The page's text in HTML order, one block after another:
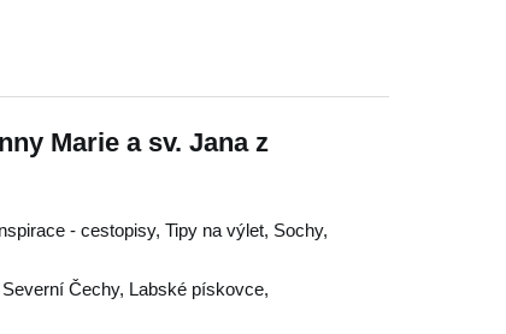
Marie a sv. Jana z
- cestopisy, Tipy na výlet, Sochy,
Severní Čechy, Labské pískovce,